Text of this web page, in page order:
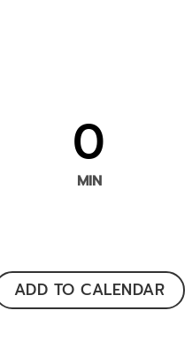
0
MIN
ADD TO CALENDAR